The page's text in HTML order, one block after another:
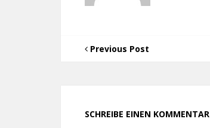
Previous Post
SCHREIBE EINEN KOMMENTAR